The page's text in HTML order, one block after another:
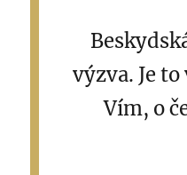
výzva. Je
Vím, o